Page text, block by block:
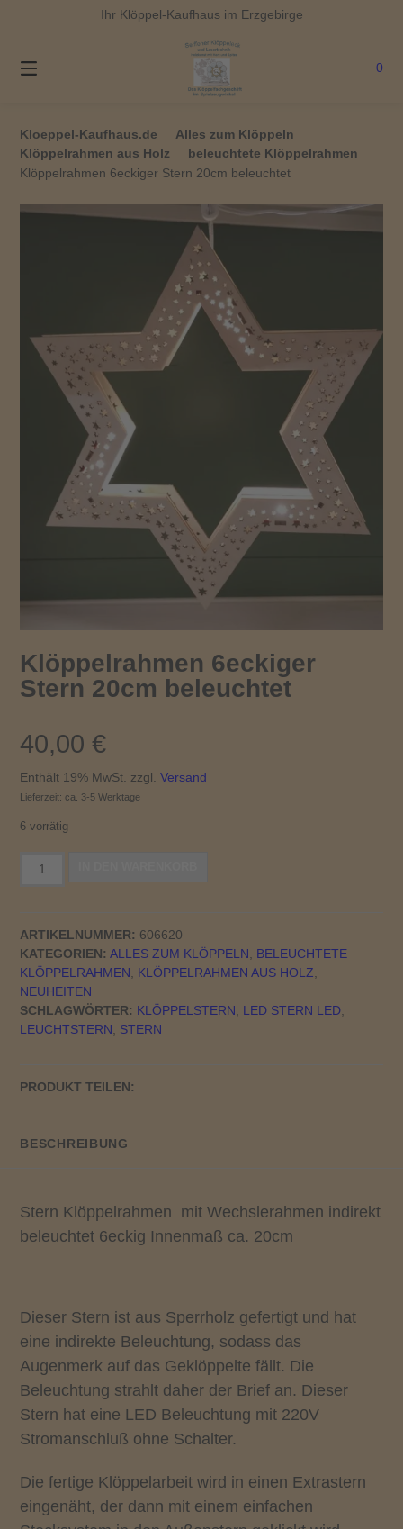
Ihr Klöppel-Kaufhaus im Erzgebirge
0
Kloeppel-Kaufhaus.de
Alles zum Klöppeln
Klöppelrahmen aus Holz
beleuchtete Klöppelrahmen
Klöppelrahmen 6eckiger Stern 20cm beleuchtet
Klöppelrahmen 6eckiger
Stern 20cm beleuchtet
40,00€
Enthält 19% MwSt. zzgl.Versand
Lieferzeit: ca. 3-5 Werktage
6 vorrätig
beleuchtet
Menge
ARTIKELNUMMER: 606620
KATEGORIEN: ALLES ZUM KLÖPPELN
BELEUCHTETE
KLÖPPELRAHMEN
KLÖPPELRAHMEN AUS HOLZ
NEUHEITEN
SCHLAGWÖRTER: KLÖPPELSTERN LED STERN LED
LEUCHTSTERN
STERN
PRODUKT TEILEN:
BESCHREIBUNG
Stern Klöppelrahmen mit Wechslerahmen indirekt
beleuchtet 6eckig Innenmaß ca. 20cm
Dieser Stern ist aus Sperrholz gefertigt und hat
eine indirekte Beleuchtung, sodass das
Augenmerk auf das Geklöppelte fällt. Die
Beleuchtung strahlt daher der Brief an. Dieser
Stern hat eine LED Beleuchtung mit 220V
Stromanschluß ohne Schalter.
Die fertige Klöppelarbeit wird in einen Extrastern
eingenäht, der dann mit einem einfachen